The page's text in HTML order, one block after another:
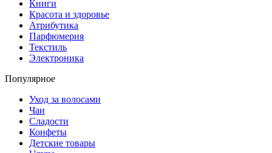
Книги
Красота и здоровье
Атрибутика
Парфюмерия
Текстиль
Электроника
Популярное
Уход за волосами
Чаи
Сладости
Конфеты
Детские товары